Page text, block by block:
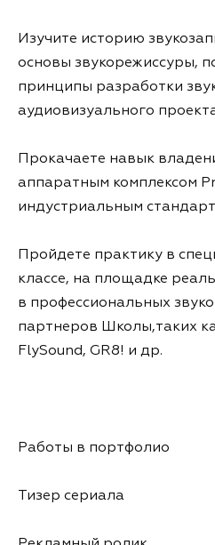
Изучите историю
основы звукорежиссуры,
принципы разработки
аудиовизуального
Прокачаете навык
аппаратным комплексом
индустриальным
Пройдете практику в
классе, на площадке
в профессиональных
партнеров Школы,таких
FlySound, GR8! и др.
Работы в портфолио
Тизер сериала